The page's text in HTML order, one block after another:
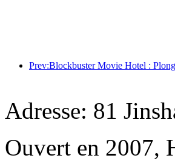
Adresse: 81
Ouvert en 2007,